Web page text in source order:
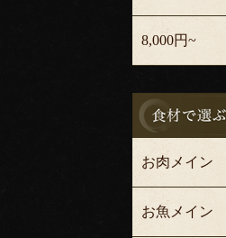
8,000円~
お肉メイン
お魚メイン